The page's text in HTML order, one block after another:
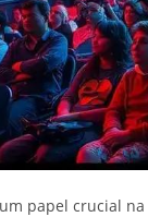
papel crucial